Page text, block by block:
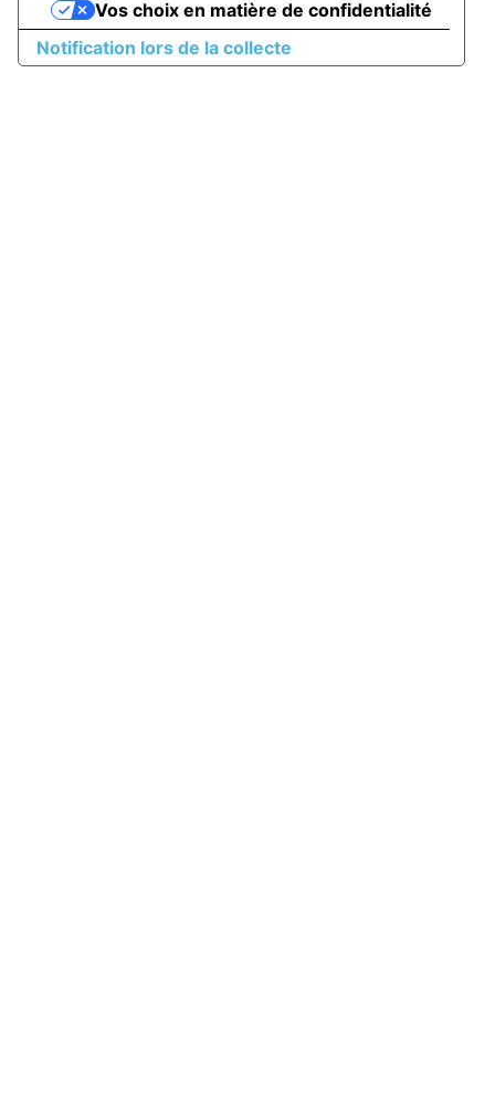
Notification lors de la collecte
Vos choix en matière de confidentialité